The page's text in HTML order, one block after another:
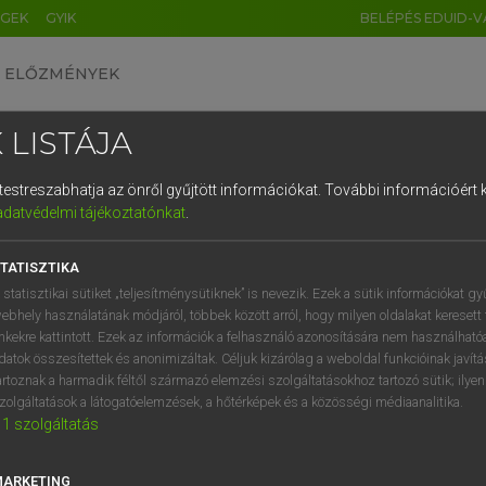
GYIK BELÉPÉS EDUID-
ELŐZMÉNYEK
egyetemes nagyszótár
VAN ELŐFIZETÉSED?
megtekintéséhez.
LISTÁJA
az önről gyűjtött információkat. További információért
tájékoztatónkat.
statisztikai sütiket „teljesítménysütiknek” is nevezik. Ezek a sütik információkat
használatának módjáról, többek között arról, hogy milyen oldalakat keresett
kattintott. Ezek az információk a felhasználó azonosítására nem
összesítettek és anonimizáltak. Céljuk kizárólag a weboldal funkcióinak
a harmadik féltől származó elemzési szolgáltatásokhoz tartozó sütik;
a látogatóelemzések, a hőtérképek és a közösségi médiaanalitika.
1 szolgáltatás
DE CN FR ES IT NL
1 2 3 4 5 6 7 8 9
q w e r t z u i
a s d f g h j k l é
í y x c v b n m , .